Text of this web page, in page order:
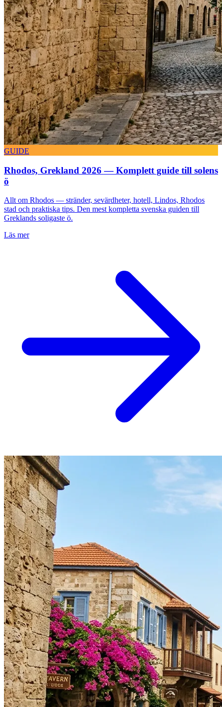
GUIDE
Rhodos, Grekland 2026 — Komplett guide till solens
ö
Allt om Rhodos — stränder, sevärdheter, hotell, Lindos, Rhodos
stad och praktiska tips. Den mest kompletta svenska guiden till
Greklands soligaste ö.
Läs mer